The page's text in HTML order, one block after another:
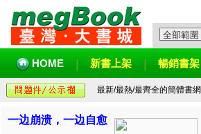
HOME 新書上架 暢銷書架
最新/最熱/最齊全的簡體書網
一边崩溃，一边自愈